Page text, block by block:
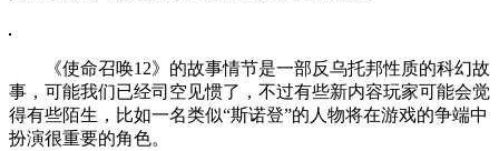
《使命召唤12》的故事情节是一部反乌托邦性质的科幻故
事，可能我们已经司空见惯了，不过有些新内容玩家可能会觉
得有些陌生，比如一名类似“斯诺登”的人物将在游戏的争端中
扮演很重要的角色。